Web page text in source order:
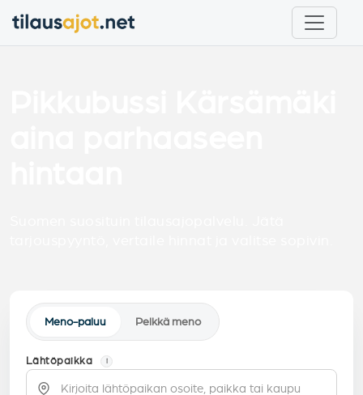
Meno-paluu Pelkkä meno
Lähtöpaikka i